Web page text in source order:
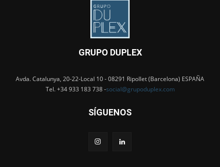
GRUPO DUPLEX
Avda. Catalunya, 20-22-Local 10 - 08291 Ripollet (Barcelona) ESPAÑA
Tel. +34 933 183 738 -social@grupoduplex.com
SÍGUENOS